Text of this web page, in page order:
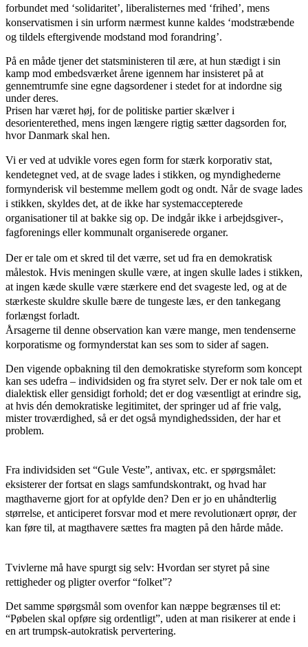
forbundet med ‘solidaritet’, liberalisternes med ‘frihed’, mens
konservatismen i sin urform nærmest kunne kaldes ‘modstræbende
og tildels eftergivende modstand mod forandring’.
På en måde tjener det statsministeren til ære, at hun stædigt i sin
kamp mod embedsværket årene igennem har insisteret på at
gennemtrumfe sine egne dagsordener i stedet for at indordne sig
under deres.
Prisen har været høj, for de politiske partier skælver i
desorienterethed, mens ingen længere rigtig sætter dagsorden for,
hvor Danmark skal hen.
Vi er ved at udvikle vores egen form for stærk korporativ stat,
kendetegnet ved, at de svage lades i stikken, og myndighederne
formynderisk vil bestemme mellem godt og ondt. Når de svage lades
i stikken, skyldes det, at de ikke har systemaccepterede
organisationer til at bakke sig op. De indgår ikke i arbejdsgiver-,
fagforenings eller kommunalt organiserede organer.
Der er tale om et skred til det værre, set ud fra en demokratisk
målestok. Hvis meningen skulle være, at ingen skulle lades i stikken,
at ingen kæde skulle være stærkere end det svageste led, og at de
stærkeste skuldre skulle bære de tungeste læs, er den tankegang
forlængst forladt.
Årsagerne til denne observation kan være mange, men tendenserne
korporatisme og formynderstat kan ses som to sider af sagen.
Den vigende opbakning til den demokratiske styreform som koncept
kan ses udefra – individsiden og fra styret selv. Der er nok tale om et
dialektisk eller gensidigt forhold; det er dog væsentligt at erindre sig,
at hvis dén demokratiske legitimitet, der springer ud af frie valg,
mister troværdighed, så er det også myndighedssiden, der har et
problem.
Fra individsiden set “Gule Veste”, antivax, etc. er spørgsmålet:
eksisterer der fortsat en slags samfundskontrakt, og hvad har
magthaverne gjort for at opfylde den? Den er jo en uhåndterlig
størrelse, et anticiperet forsvar mod et mere revolutionært oprør, der
kan føre til, at magthavere sættes fra magten på den hårde måde.
Tvivlerne må have spurgt sig selv: Hvordan ser styret på sine
rettigheder og pligter overfor “folket”?
Det samme spørgsmål som ovenfor kan næppe begrænses til et:
“Pøbelen skal opføre sig ordentligt”, uden at man risikerer at ende i
en art trumpsk-autokratisk pervertering.